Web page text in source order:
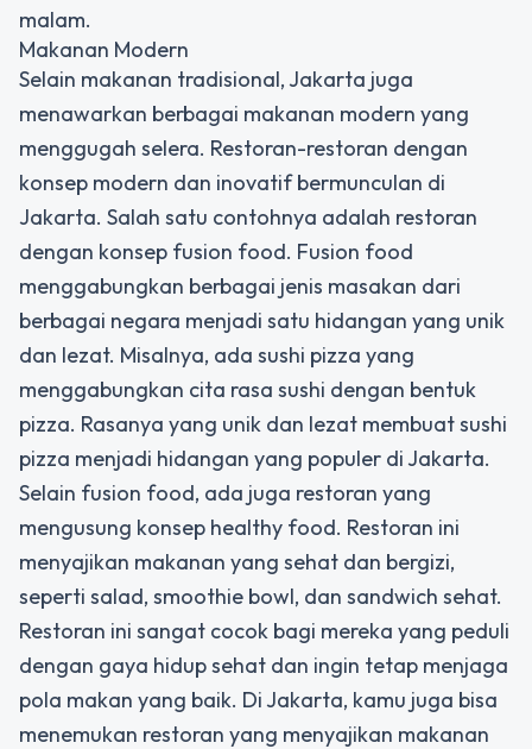
malam.
Makanan Modern
Selain makanan tradisional, Jakarta juga
menawarkan berbagai makanan modern yang
menggugah selera. Restoran-restoran dengan
konsep modern dan inovatif bermunculan di
Jakarta. Salah satu contohnya adalah restoran
dengan konsep fusion food. Fusion food
menggabungkan berbagai jenis masakan dari
berbagai negara menjadi satu hidangan yang unik
dan lezat. Misalnya, ada sushi pizza yang
menggabungkan cita rasa sushi dengan bentuk
pizza. Rasanya yang unik dan lezat membuat sushi
pizza menjadi hidangan yang populer di Jakarta.
Selain fusion food, ada juga restoran yang
mengusung konsep healthy food. Restoran ini
menyajikan makanan yang sehat dan bergizi,
seperti salad, smoothie bowl, dan sandwich sehat.
Restoran ini sangat cocok bagi mereka yang peduli
dengan gaya hidup sehat dan ingin tetap menjaga
pola makan yang baik. Di Jakarta, kamu juga bisa
menemukan restoran yang menyajikan makanan